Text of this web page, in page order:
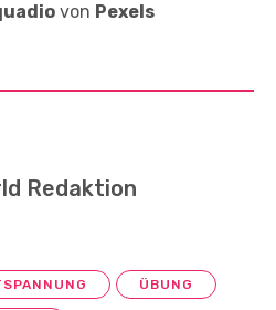
von Pexels
Redaktion
ÜBUNG